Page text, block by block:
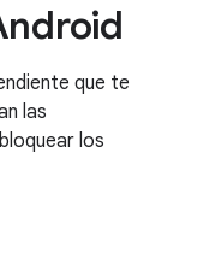
que te
las
los